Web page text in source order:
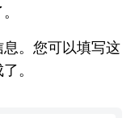
。您可以填写这
。